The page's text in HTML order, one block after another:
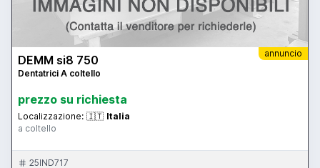
annuncio
DEMM si8 750
Dentatrici A coltello
prezzo su richiesta
Localizzazione: 🇮🇹 Italia
a coltello
25IND717